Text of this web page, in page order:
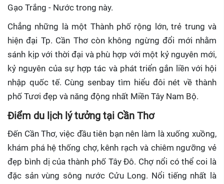
Gạo Trắng - Nước trong này.
Chẳng những là một Thành phố rộng lớn, trẻ trung và
hiện đại Tp. Cần Thơ còn không ngừng đổi mới nhằm
sánh kịp với thời đại và phù hợp với một kỷ nguyên mới,
kỷ nguyên của sự hợp tác và phát triển gắn liền với hội
nhập quốc tế. Cùng senbay tìm hiểu đôi nét về thành
phố Tươi đẹp và năng động nhất Miền Tây Nam Bộ.
Điểm du lịch lý tưởng tại Cần Thơ
Đến Cần Thơ, việc đầu tiên bạn nên làm là xuống xuồng,
khám phá hệ thống chợ, kênh rạch và chiêm ngưỡng vẻ
đẹp bình dị của thành phố Tây Đô. Chợ nổi có thể coi là
đặc sản vùng sông nước Cửu Long. Nổi tiếng nhất là